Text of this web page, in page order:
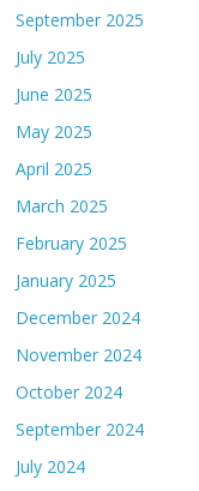
September 2025
July 2025
June 2025
May 2025
April 2025
March 2025
February 2025
January 2025
December 2024
November 2024
October 2024
September 2024
July 2024